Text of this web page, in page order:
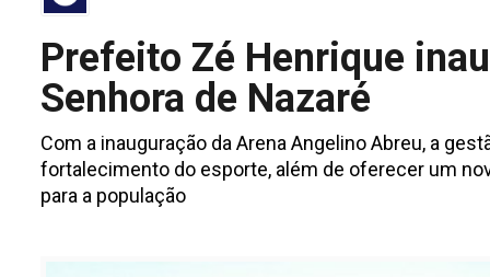
Prefeito Zé Henrique
Senhora de Nazaré
Com a inauguração da Arena Angelino Abreu, a
fortalecimento do esporte, além de oferecer um
para a população